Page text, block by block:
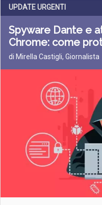
UPDATE URGENTI
Spyware Dante e
Chrome: come
di Mirella Castigli, Giornalista